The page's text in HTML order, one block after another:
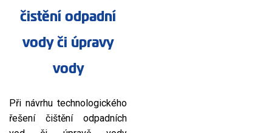
čistění odpadní
vody či úpravy
vody
Při návrhu technologického
řešení čištění odpadních